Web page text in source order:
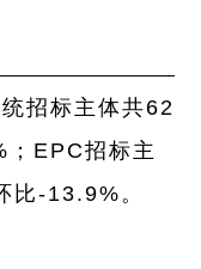
招标主体共62
EPC招标主
比-13.9%。